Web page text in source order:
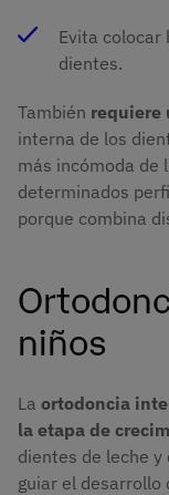
Evita colocar
dientes.
También requiere
interna de los
más incómoda de
determinados
porque combina
niños
La ortodoncia
la etapa de
dientes de leche
guiar el desarrollo